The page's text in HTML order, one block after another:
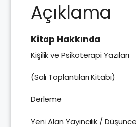
Açıklama
Kitap Hakkında
Kişilik ve Psikoterapi Yazıları
(Salı Toplantıları Kitabı)
Derleme
Yeni Alan Yayıncılık /